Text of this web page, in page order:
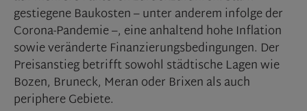
gestiegene Baukosten – unter anderem infolge der
Corona-Pandemie –, eine anhaltend hohe Inflation
sowie veränderte Finanzierungsbedingungen. Der
Preisanstieg betrifft sowohl städtische Lagen wie
Bozen, Bruneck, Meran oder Brixen als auch
periphere Gebiete.